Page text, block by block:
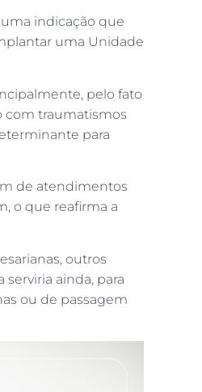
indicação que
uma Unidade
pelo fato
com traumatismos
para
de atendimentos
o que reafirma a
outros
ainda, para
ou de passagem